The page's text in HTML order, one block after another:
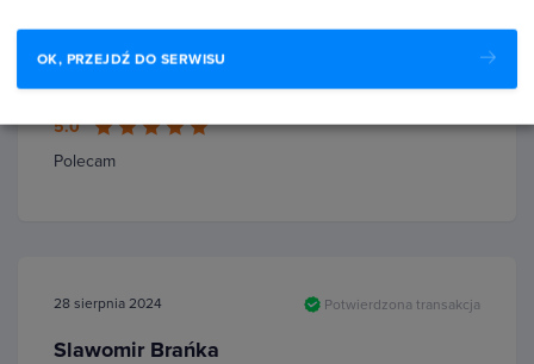
Wioletta Schiedel
5.0
Polecam
28 sierpnia 2024 Potwierdzona transakcja
Slawomir Brańka
OK, PRZEJDŹ DO SERWISU